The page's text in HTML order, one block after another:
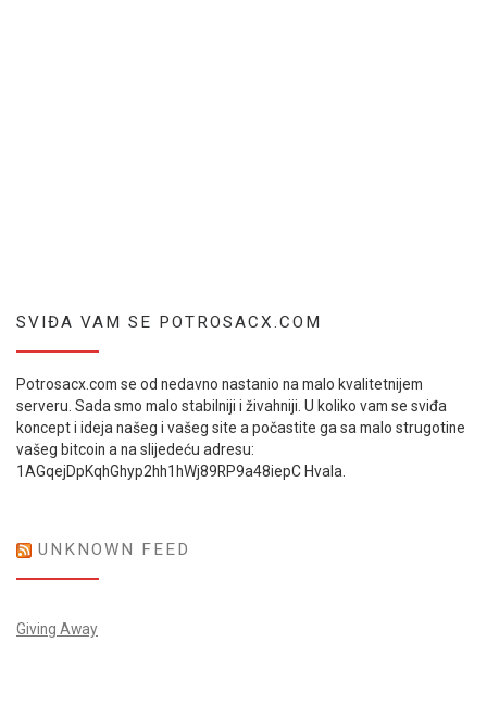
SVIĐA VAM SE POTROSACX.COM
Potrosacx.com se od nedavno nastanio na malo kvalitetnijem
serveru. Sada smo malo stabilniji i živahniji. U koliko vam se sviđa
koncept i ideja našeg i vašeg site a počastite ga sa malo strugotine
vašeg bitcoin a na slijedeću adresu:
1AGqejDpKqhGhyp2hh1hWj89RP9a48iepC Hvala.
UNKNOWN FEED
Giving Away